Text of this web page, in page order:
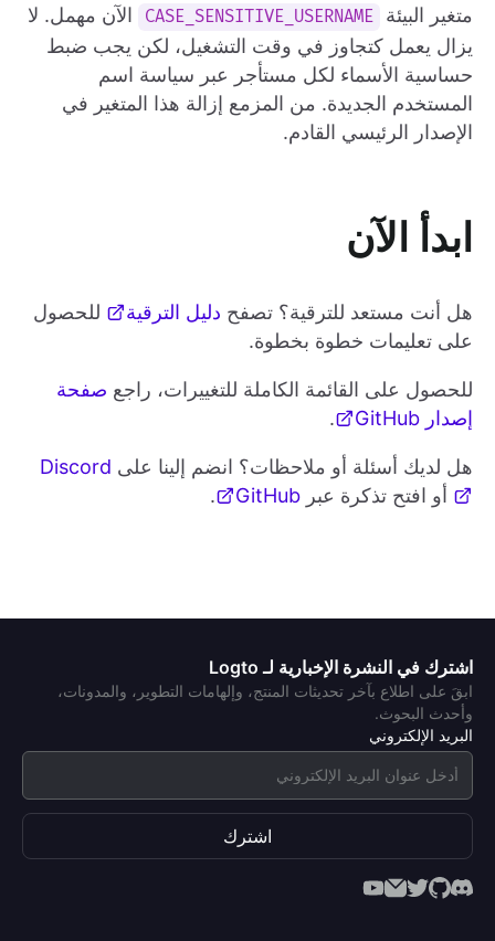
متغير البيئة CASE_SENSITIVE_USERNAME
الآن مهمل. لا
يزال يعمل كتجاوز في وقت التشغيل، لكن يجب ضبط
حساسية الأسماء لكل مستأجر عبر سياسة اسم
المستخدم الجديدة. من المزمع إزالة هذا المتغير في
الإصدار الرئيسي القادم.
ابدأ الآن
هل أنت مستعد للترقية؟ تصفح دليل الترقية
للحصول
على تعليمات خطوة بخطوة.
للحصول على القائمة الكاملة للتغييرات، راجع صفحة
إصدار GitHub
.
هل لديك أسئلة أو ملاحظات؟ انضم إلينا على Discord
أو افتح تذكرة عبر GitHub
.
اشترك في النشرة الإخبارية لـ Logto
ابقَ على اطلاع بآخر تحديثات المنتج، وإلهامات التطوير، والمدونات،
وأحدث البحوث.
البريد الإلكتروني
اشترك